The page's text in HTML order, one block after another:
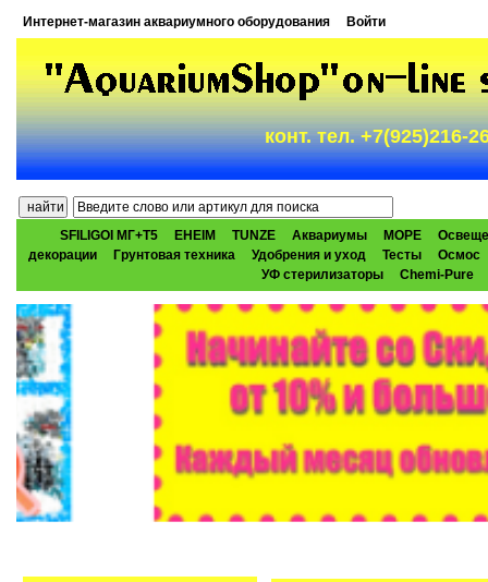
Интернет-магазин аквариумного оборудования Войти
конт. тел. +7(925)216-
SFILIGOI МГ+Т5 EHEIM TUNZE Аквариумы МОРЕ
декорации
Грунтовая техника Удобрения и уход Тесты
Осмос
УФ стерилизаторы
Chemi-Pure